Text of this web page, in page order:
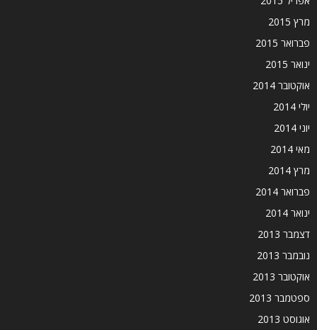
מרץ 2015
פברואר 2015
ינואר 2015
אוקטובר 2014
יולי 2014
יוני 2014
מאי 2014
מרץ 2014
פברואר 2014
ינואר 2014
דצמבר 2013
נובמבר 2013
אוקטובר 2013
ספטמבר 2013
אוגוסט 2013